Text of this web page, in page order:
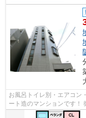
お風呂トイレ別・エアコン
ート造のマンションです！ 御堂筋線 昭和町駅が徒歩圏内で利用でき、天王寺
駅も自転車圏内の立地にな